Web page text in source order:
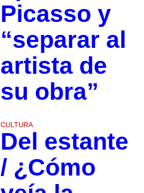
Picasso y
“separar al
artista de
su obra”
CULTURA
Del estante
/ ¿Cómo